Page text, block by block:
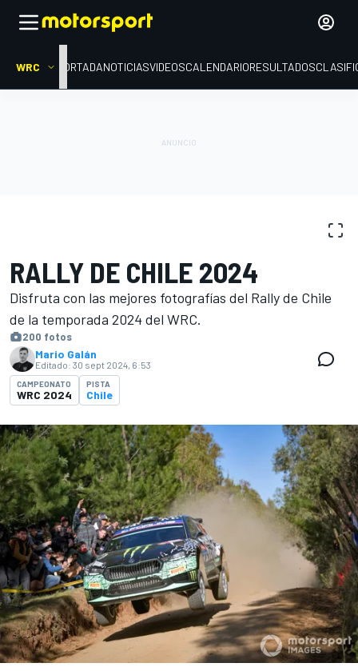
WRC PORTADANOTICIASVIDEOSCALENDARIORESULTADOS
RALLY DE CHILE 2024
Disfruta con las mejores fotografías del Rally de Chile
de la temporada 2024 del WRC.
200 fotos
Mario Galán
Editado: 30 sept 2024, 6:53
CAMPEONATO
WRC 2024
PISTA
Chile